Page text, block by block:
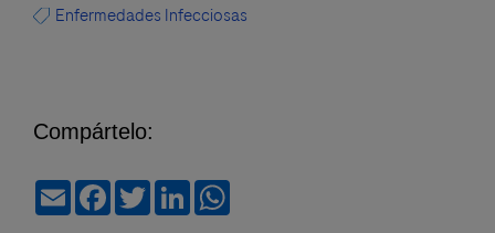
Enfermedades Infecciosas
Compártelo:
EmailFacebook
TwitterLinkedIn